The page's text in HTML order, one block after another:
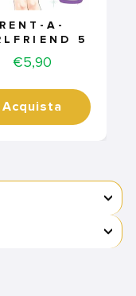
RENT-A-
5
Price
€5,90
Acquista